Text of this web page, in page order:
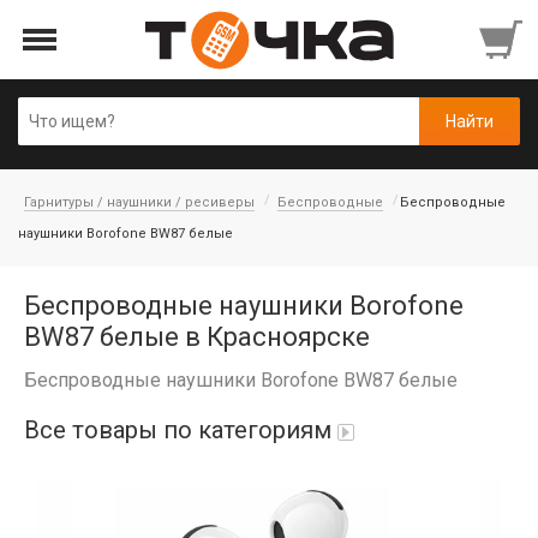
Гарнитуры / наушники / ресиверы Беспроводные
Беспроводные
наушники Borofone BW87 белые
Беспроводные наушники Borofone
BW87 белые в Красноярске
Беспроводные наушники Borofone BW87 белые
Все товары по категориям